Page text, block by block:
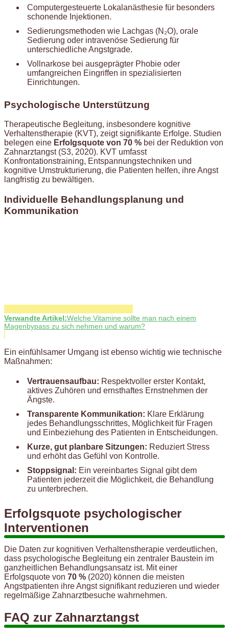
Computergesteuerte Lokalanästhesie für besonders
schonende Injektionen.
Sedierungsmethoden wie Lachgas (N₂O), orale
Sedierung oder intravenöse Sedierung für
unterschiedliche Angstgrade.
Vollnarkose bei ausgeprägter Phobie oder
umfangreichen Eingriffen in spezialisierten
Einrichtungen.
Psychologische Unterstützung
Therapeutische Begleitung, insbesondere kognitive
Verhaltenstherapie (KVT), zeigt signifikante Erfolge. Studien
belegen eine Erfolgsquote von 70 % bei der Reduktion von
Zahnarztangst (S3, 2020). KVT umfasst
Konfrontationstraining, Entspannungstechniken und
kognitive Umstrukturierung, die Patienten helfen, ihre Angst
langfristig zu bewältigen.
Individuelle Behandlungsplanung und
Kommunikation
Verwandte Artikel:Welche Vitamine sollte man nach einem
Magenbypass zu sich nehmen und warum?
Ein einfühlsamer Umgang ist ebenso wichtig wie technische
Maßnahmen:
Vertrauensaufbau: Respektvoller erster Kontakt,
aktives Zuhören und ernsthaftes Ernstnehmen der
Ängste.
Transparente Kommunikation: Klare Erklärung
jedes Behandlungsschrittes, Möglichkeit für Fragen
und Einbeziehung des Patienten in Entscheidungen.
Kurze, gut planbare Sitzungen: Reduziert Stress
und erhöht das Gefühl von Kontrolle.
Stoppsignal: Ein vereinbartes Signal gibt dem
Patienten jederzeit die Möglichkeit, die Behandlung
zu unterbrechen.
Erfolgsquote psychologischer
Interventionen
Die Daten zur kognitiven Verhaltenstherapie verdeutlichen,
dass psychologische Begleitung ein zentraler Baustein im
ganzheitlichen Behandlungsansatz ist. Mit einer
Erfolgsquote von 70 % (2020) können die meisten
Angstpatienten ihre Angst signifikant reduzieren und wieder
regelmäßige Zahnarztbesuche wahrnehmen.
FAQ zur Zahnarztangst